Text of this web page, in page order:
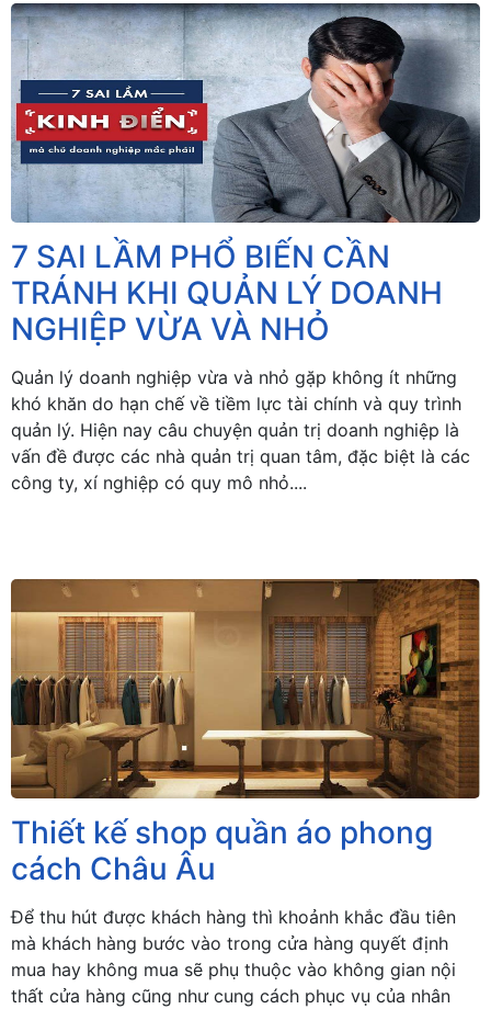
7 SAI LẦM PHỔ BIẾN CẦN
TRÁNH KHI QUẢN LÝ DOANH
NGHIỆP VỪA VÀ NHỎ
Quản lý doanh nghiệp vừa và nhỏ gặp không ít những
khó khăn do hạn chế về tiềm lực tài chính và quy trình
quản lý. Hiện nay câu chuyện quản trị doanh nghiệp là
vấn đề được các nhà quản trị quan tâm, đặc biệt là các
công ty, xí nghiệp có quy mô nhỏ....
Thiết kế shop quần áo phong
cách Châu Âu
Để thu hút được khách hàng thì khoảnh khắc đầu tiên
mà khách hàng bước vào trong cửa hàng quyết định
mua hay không mua sẽ phụ thuộc vào không gian nội
thất cửa hàng cũng như cung cách phục vụ của nhân